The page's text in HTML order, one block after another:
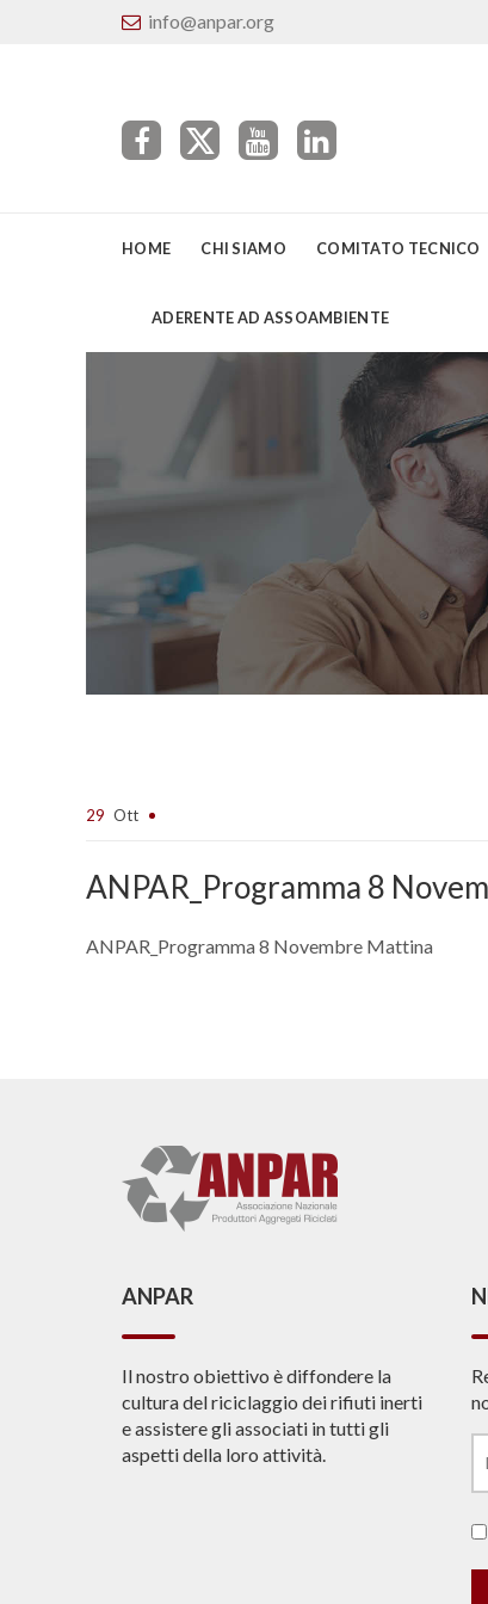
info@anpar.org
HOME CHI SIAMO COMITATO TECNICO
ADERENTE AD ASSOAMBIENTE
29 Ott
ANPAR_Programma 8
ANPAR_Programma 8 Novembre Mattina
ANPAR
Il nostro obiettivo è diffondere la
cultura del riciclaggio dei rifiuti inerti
e assistere gli associati in tutti gli
aspetti della loro attività.